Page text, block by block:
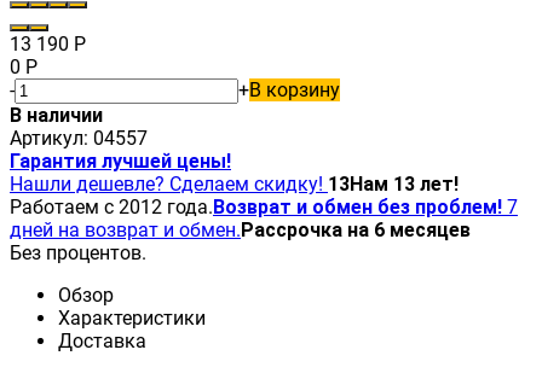
13 190 Р
0 Р
-
+В корзину
В наличии
Артикул: 04557
Гарантия лучшей цены!
Нашли дешевле? Сделаем скидку! 13Нам 13 лет!
Работаем с 2012 года.Возврат и обмен без проблем! 7
дней на возврат и обмен.Рассрочка на 6 месяцев
Без процентов.
Обзор
Характеристики
Доставка